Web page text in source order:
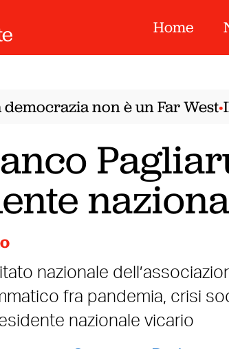
Home
non è un Far West•Il
nazionale
fra pandemia, crisi
nazionale vicario